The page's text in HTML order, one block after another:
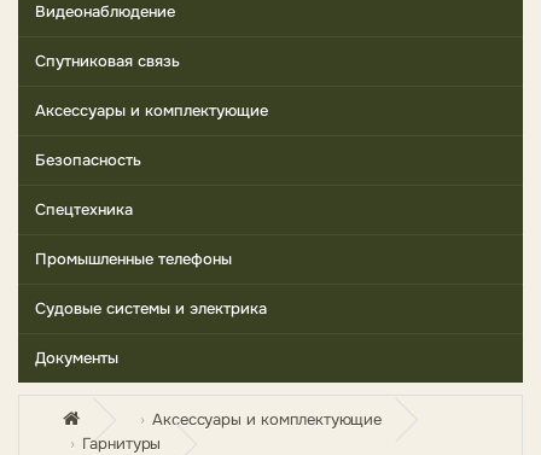
Видеонаблюдение
Спутниковая связь
Аксессуары и комплектующие
Безопасность
Спецтехника
Промышленные телефоны
Судовые системы и электрика
Документы
Аксессуары и комплектующие
Гарнитуры